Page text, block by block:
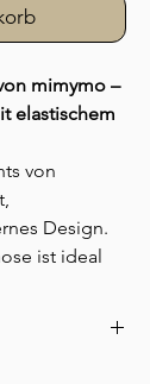
mimymo –
elastischem
von
Design.
ist ideal